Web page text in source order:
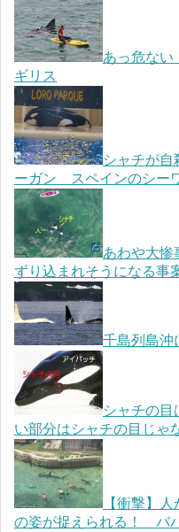
あっ危な
ギリス
シャチが
ーガン スペインのシー
あわや大
ずり込まれそうになる
千島列島沖
シャチの
い部分はシャチの目じゃ
【衝撃】
の姿が捉えられる！ バ